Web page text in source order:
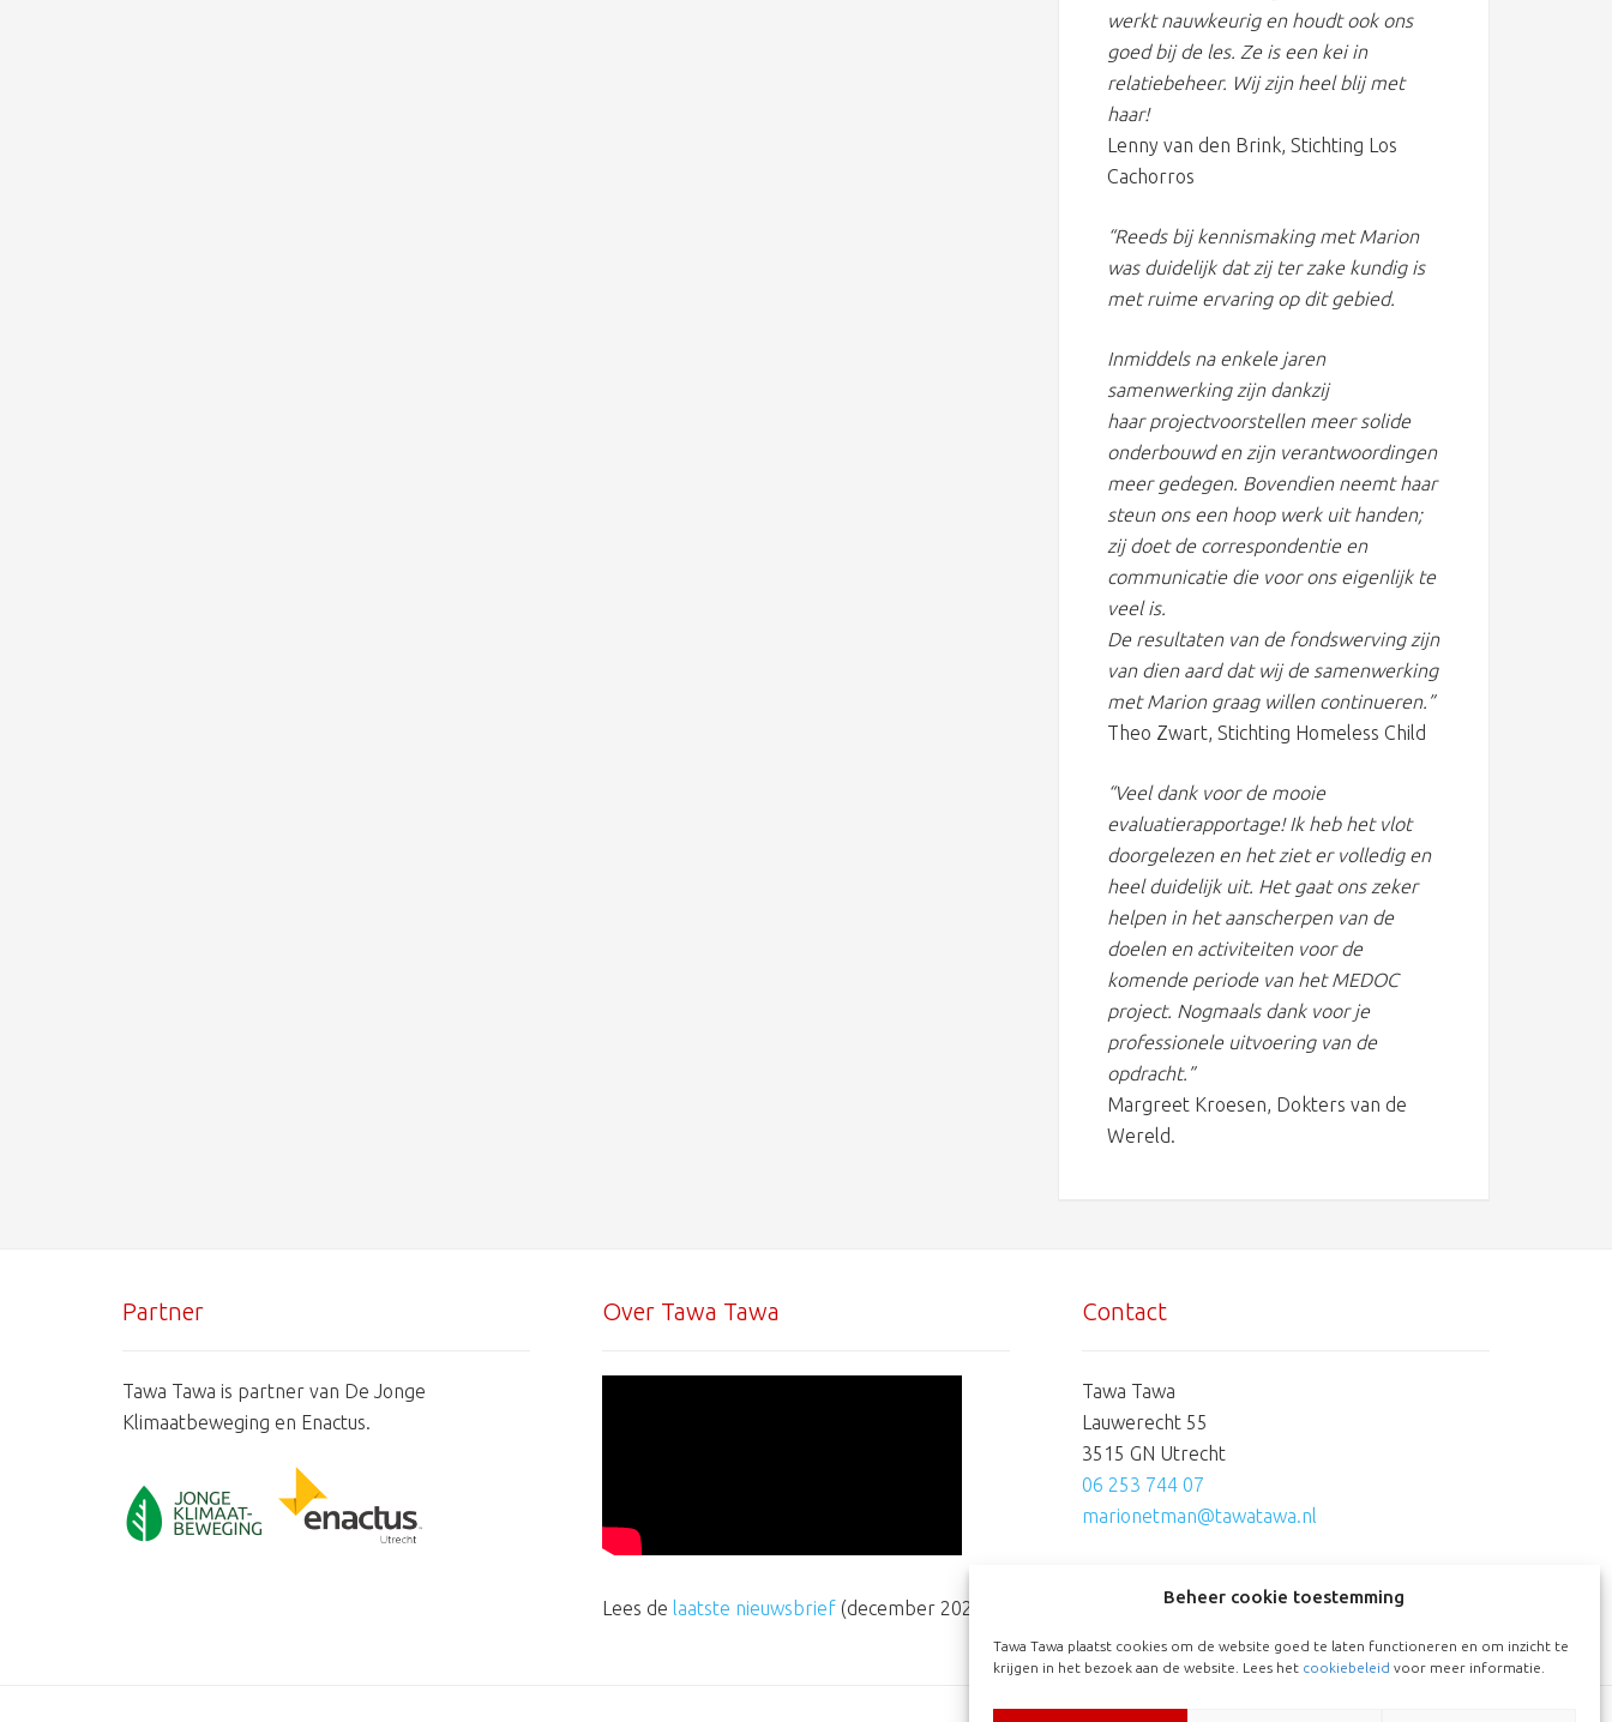
Beheer cookie toestemming
Tawa Tawa plaatst cookies om de website goed te laten functioneren en om inzicht te
krijgen in het bezoek aan de website. Lees het cookiebeleid voor meer informatie.
werkt nauwkeurig en houdt ook ons
goed bij de les. Ze is een kei in
relatiebeheer. Wij zijn heel blij met
haar!
Lenny van den Brink, Stichting Los
Cachorros
“Reeds bij kennismaking met Marion
was duidelijk dat zij ter zake kundig is
met ruime ervaring op dit gebied.
Inmiddels na enkele jaren
samenwerking zijn dankzij
haar projectvoorstellen meer solide
onderbouwd en zijn verantwoordingen
meer gedegen. Bovendien neemt haar
steun ons een hoop werk uit handen;
zij doet de correspondentie en
communicatie die voor ons eigenlijk te
veel is.
De resultaten van de fondswerving zijn
van dien aard dat wij de samenwerking
met Marion graag willen continueren.”
Theo Zwart, Stichting Homeless Child
“Veel dank voor de mooie
evaluatierapportage! Ik heb het vlot
doorgelezen en het ziet er volledig en
heel duidelijk uit. Het gaat ons zeker
helpen in het aanscherpen van de
doelen en activiteiten voor de
komende periode van het MEDOC
project. Nogmaals dank voor je
professionele uitvoering van de
opdracht.”
Margreet Kroesen, Dokters van de
Wereld.
Partner
Tawa Tawa is partner van De Jonge
Klimaatbeweging en Enactus.
Over Tawa Tawa
Lees de laatste nieuwsbrief (december 2025)
Contact
Tawa Tawa
Lauwerecht 55
3515 GN Utrecht
06 253 744 07
marionetman@tawatawa.nl